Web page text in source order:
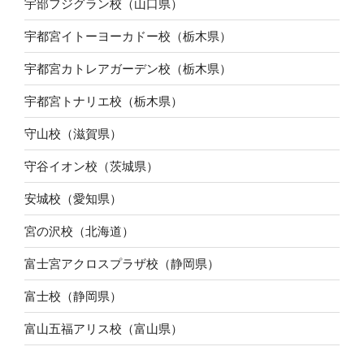
宇部フジグラン校（山口県）
宇都宮イトーヨーカドー校（栃木県）
宇都宮カトレアガーデン校（栃木県）
宇都宮トナリエ校（栃木県）
守山校（滋賀県）
守谷イオン校（茨城県）
安城校（愛知県）
宮の沢校（北海道）
富士宮アクロスプラザ校（静岡県）
富士校（静岡県）
富山五福アリス校（富山県）